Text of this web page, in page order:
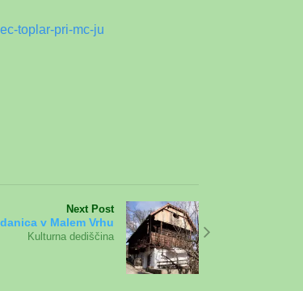
toplar-pri-mc-ju
Next Post
v Malem Vrhu
Kulturna dediščina